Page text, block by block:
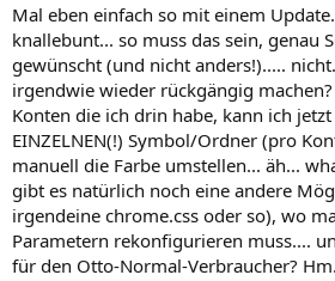
Mal eben einfach so mit einem
knallebunt... so muss das sein, genau
gewünscht (und nicht anders!).....
irgendwie wieder rückgängig
Konten die ich drin habe, kann ich jetzt
EINZELNEN(!) Symbol/Ordner (pro
manuell die Farbe umstellen... äh...
gibt es natürlich noch eine andere
irgendeine chrome.css oder so), wo
Parametern rekonfigurieren muss....
für den Otto-Normal-Verbraucher?